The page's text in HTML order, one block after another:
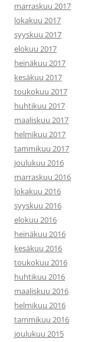
marraskuu 2017
lokakuu 2017
syyskuu 2017
elokuu 2017
heinäkuu 2017
kesäkuu 2017
toukokuu 2017
huhtikuu 2017
maaliskuu 2017
helmikuu 2017
tammikuu 2017
joulukuu 2016
marraskuu 2016
lokakuu 2016
syyskuu 2016
elokuu 2016
heinäkuu 2016
kesäkuu 2016
toukokuu 2016
huhtikuu 2016
maaliskuu 2016
helmikuu 2016
tammikuu 2016
joulukuu 2015